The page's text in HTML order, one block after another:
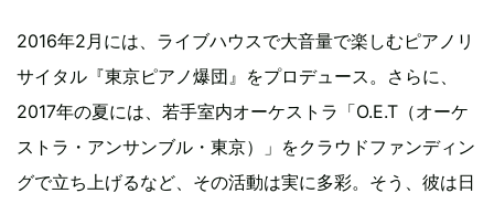
2016年2月には、ライブハウスで大音量で楽しむピアノリ
サイタル『東京ピアノ爆団』をプロデュース。さらに、
2017年の夏には、若手室内オーケストラ「O.E.T（オーケ
ストラ・アンサンブル・東京）」をクラウドファンディン
グで立ち上げるなど、その活動は実に多彩。そう、彼は日